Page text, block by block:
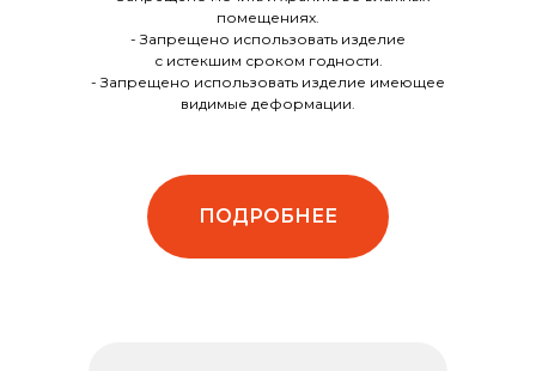
помещениях.
- Запрещено использовать изделие
с истекшим сроком годности.
- Запрещено использовать изделие имеющее
видимые деформации.
ПОДРОБНЕЕ